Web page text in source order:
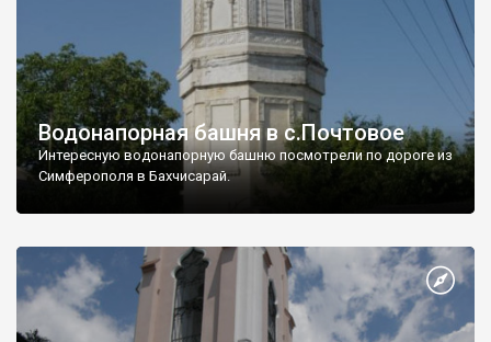
Водонапорная башня в с.Почтовое
Интересную водонапорную башню посмотрели по дороге из
Симферополя в Бахчисарай.